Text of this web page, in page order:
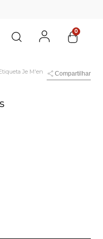
0
Je M'en
Compartilhar